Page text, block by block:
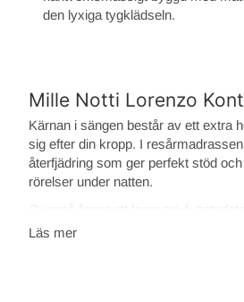
den lyxiga tygklädseln.
Mille Notti Lorenzo
Kärnan i sängen består av ett extra
sig efter din kropp. I
återfjädring som ger perfekt stöd
rörelser under natten.
är dessutom vändbar – för en
Läs mer